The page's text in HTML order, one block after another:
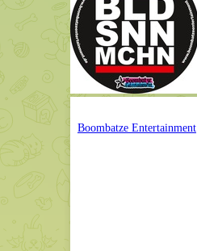
Boombatze Entertainment